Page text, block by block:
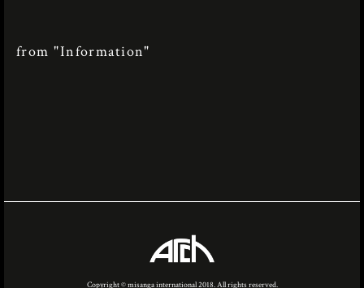
from "Information"
Copyright © misanga international 2018. All rights reserved.